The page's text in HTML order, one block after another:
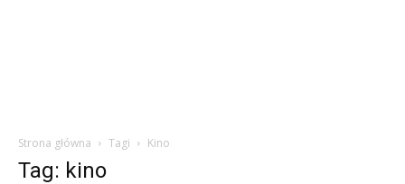
Strona główna Tagi Kino
Tag: kino